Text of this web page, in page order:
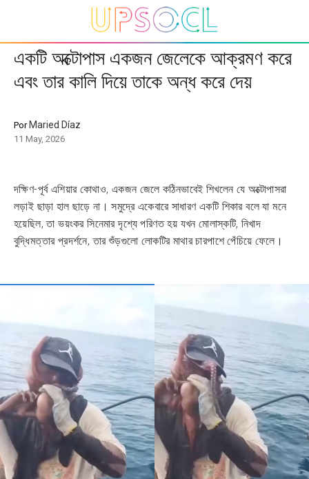
একটি অক্টোপাস একজন জেলেকে আক্রমণ করে
এবং তার কালি দিয়ে তাকে অন্ধ করে দেয়
Por Maried Díaz
11 May, 2026
দক্ষিণ-পূর্ব এশিয়ার কোথাও, একজন জেলে কঠিনভাবেই শিখলেন যে অক্টোপাসরা
লড়াই ছাড়া হাল ছাড়ে না। সমুদ্রে একেবারে সাধারণ একটি শিকার বলে যা মনে
হয়েছিল, তা ভয়ংকর সিনেমার দৃশ্যে পরিণত হয় যখন মোলাস্কটি, নিখাদ
বুদ্ধিমত্তার প্রদর্শনে, তার শুঁড়গুলো লোকটির মাথার চারপাশে পেঁচিয়ে ফেলে।